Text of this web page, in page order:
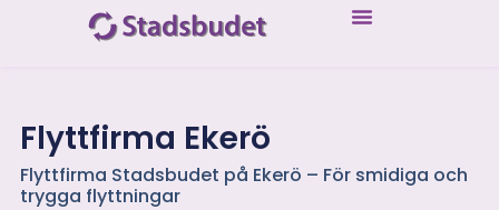
Flyttfirma Ekerö
Flyttfirma Stadsbudet på Ekerö – För smidiga och
trygga flyttningar